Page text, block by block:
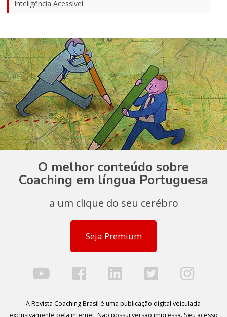
Inteligência Acessível
O melhor conteúdo sobre
Coaching em língua Portuguesa
a um clique do seu cerébro
Seja Premium
A Revista Coaching Brasil é uma publicação digital veiculada